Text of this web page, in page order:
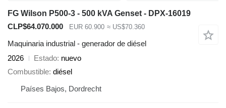
FG Wilson P500-3 - 500 kVA Genset - DPX-16019
CLP$64.070.000
EUR 60.900 ≈ US$70.360
Maquinaria industrial - generador de diésel
2026
Estado nuevo
Combustible diésel
Países Bajos, Dordrecht